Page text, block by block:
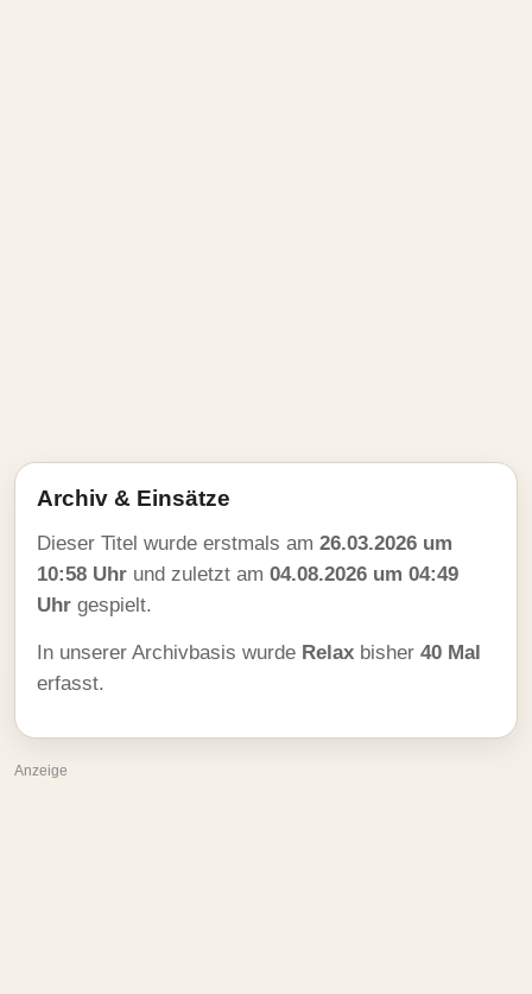
Archiv & Einsätze
Dieser Titel wurde erstmals am 26.03.2026 um
10:58 Uhr und zuletzt am 04.08.2026 um 04:49
Uhr gespielt.
In unserer Archivbasis wurde Relax bisher 40 Mal
erfasst.
Anzeige